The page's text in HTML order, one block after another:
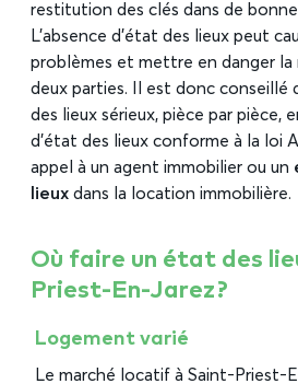
restitution des clés dans de
L’absence d’état des lieux peut
problèmes et mettre en danger
deux parties. Il est donc conseillé
des lieux sérieux, pièce par pièce,
d’état des lieux conforme à la loi
appel à un agent immobilier ou un
lieux dans la location immobilière.
Où faire un état des
Priest-En-Jarez ?
Logement varié
Le marché locatif à Saint-Priest-